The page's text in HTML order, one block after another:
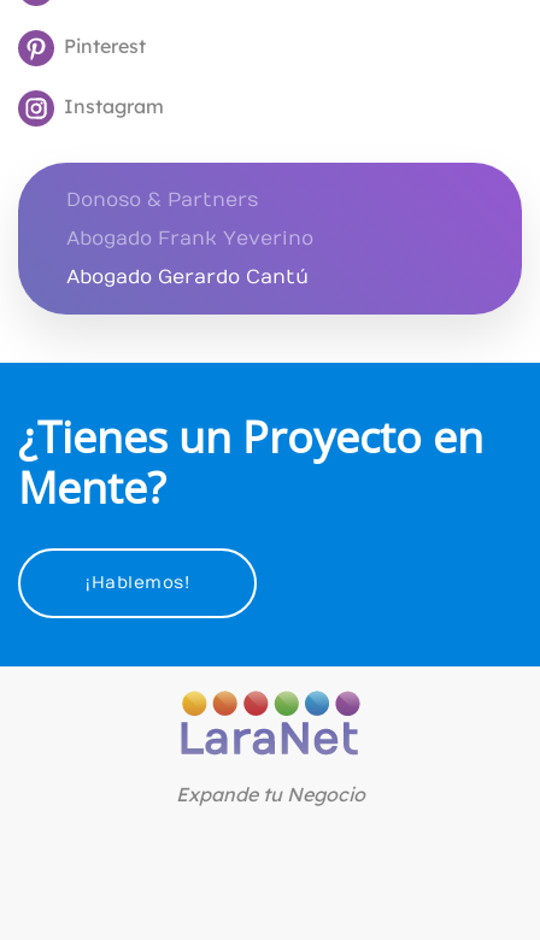
Pinterest
Instagram
Donoso & Partners
Abogado Frank Yeverino
Abogado Gerardo Cantú
¿Tienes un Proyecto en
Mente?
¡Hablemos!
Expande tu Negocio